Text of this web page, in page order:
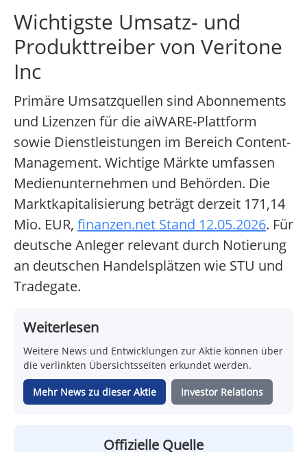
Wichtigste Umsatz- und
Produkttreiber von Veritone
Inc
Primäre Umsatzquellen sind Abonnements
und Lizenzen für die aiWARE-Plattform
sowie Dienstleistungen im Bereich Content-
Management. Wichtige Märkte umfassen
Medienunternehmen und Behörden. Die
Marktkapitalisierung beträgt derzeit 171,14
Mio. EUR, finanzen.net Stand 12.05.2026. Für
deutsche Anleger relevant durch Notierung
an deutschen Handelsplätzen wie STU und
Tradegate.
Weiterlesen
Weitere News und Entwicklungen zur Aktie können über
die verlinkten Übersichtsseiten erkundet werden.
Mehr News zu dieser Aktie Investor Relations
Offizielle Quelle